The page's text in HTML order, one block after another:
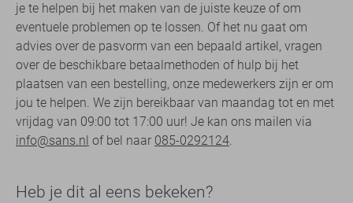
je te helpen bij het maken van de juiste keuze of om
eventuele problemen op te lossen. Of het nu gaat om
advies over de pasvorm van een bepaald artikel, vragen
over de beschikbare betaalmethoden of hulp bij het
plaatsen van een bestelling, onze medewerkers zijn er om
jou te helpen. We zijn bereikbaar van maandag tot en met
vrijdag van 09:00 tot 17:00 uur! Je kan ons mailen via
info@sans.nl of bel naar 085-0292124.
Heb je dit al eens bekeken?